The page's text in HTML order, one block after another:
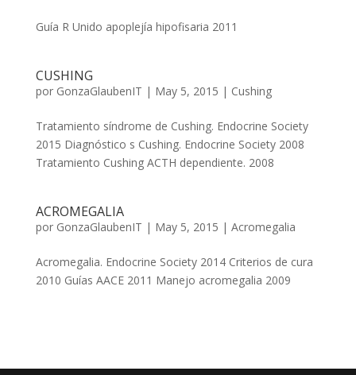
Guía R Unido apoplejía hipofisaria 2011
CUSHING
por GonzaGlaubenIT | May 5, 2015 | Cushing
Tratamiento síndrome de Cushing. Endocrine Society
2015 Diagnóstico s Cushing. Endocrine Society 2008
Tratamiento Cushing ACTH dependiente. 2008
ACROMEGALIA
por GonzaGlaubenIT | May 5, 2015 | Acromegalia
Acromegalia. Endocrine Society 2014 Criterios de cura
2010 Guías AACE 2011 Manejo acromegalia 2009